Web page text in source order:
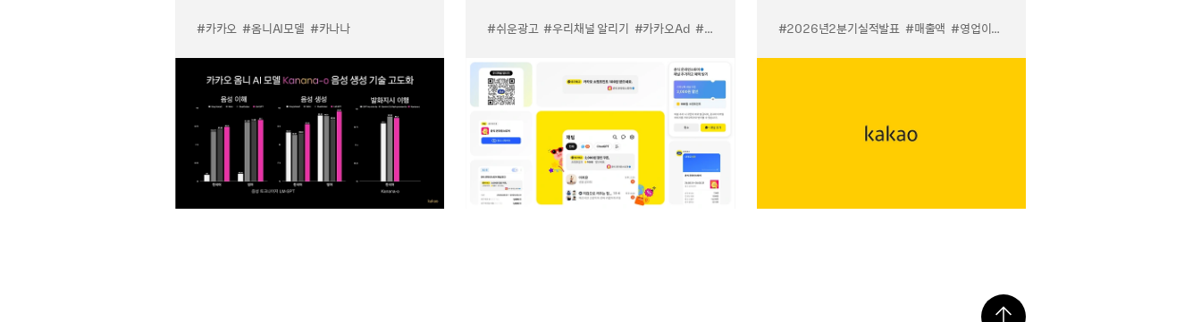
#카카오 #옴니AI모델 #카나나 #쉬운광고 #우리채널 알리기 #카카오Ad #카톡 쉬운 광고 #카톡 우리채널 알리기
#2026년2분기실적발표 #매출액 #영업이익